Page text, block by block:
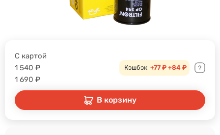
С картой
1 540 ₽
1 690 ₽
Кэшбэк +77 ₽ +84 ₽
В корзину